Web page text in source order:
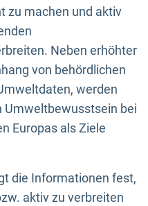
zu machen und aktiv
Neben erhöhter
von behördlichen
werden
Umweltbewusstsein bei
Europas als Ziele
die Informationen fest,
aktiv zu verbreiten